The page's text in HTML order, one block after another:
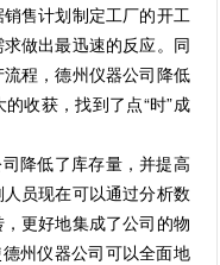
售计划制定工厂的开工
做出最迅速的反应。同
程，德州仪器公司降低
收获，找到了点“时”成
降低了库存量，并提高
员现在可以通过分析数
更好地集成了公司的物
州仪器公司可以全面地